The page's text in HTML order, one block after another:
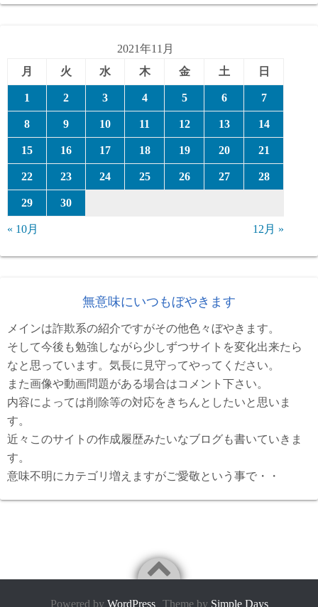
ゴ
2021年11月
月
火 水 木 金 土 日
1 2 3 4 5 6 7
8 9 10 11 12 13 14
15 16 17 18 19 20 21
22 23 24 25 26 27 28
29 30
« 10月 12月 »
無意味にいつもぼやきます
メインは詐欺系の紹介ですがその他色々ぼやきます。
そして今後も勉強しながら少しずつサイトを変化出来たら
なと思っています。気長に見守ってやってください。
また画像や動画問題がある場合はコメント下さい。
内容によっては削除等の対応をきちんとしたいと思いま
す。
近々このサイトの作成履歴みたいなブログも書いていきま
す。
意味不明にカテゴリ増えますがご愛敬という事で・・
Powered by WordPress Theme by Simple Days